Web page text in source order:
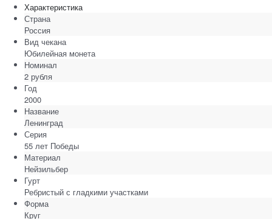
Характеристика
Страна
Россия
Вид чекана
Юбилейная монета
Номинал
2 рубля
Год
2000
Название
Ленинград
Серия
55 лет Победы
Материал
Нейзильбер
Гурт
Ребристый с гладкими участками
Форма
Круг